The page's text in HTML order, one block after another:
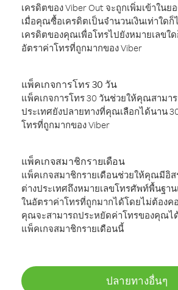
เครดิตของ Viber Out จะถูกเพิ่มเข้าใน
เมื่อคุณซื้อเครดิตเป็นจำนวนเงินเท่าใด
เครดิตของคุณเพื่อโทรไปยังหมายเลขใ
อัตราค่าโทรที่ถูกมากของ Viber
แพ็คเกจการโทร 30 วัน
แพ็คเกจการโทร 30 วันช่วยให้คุณสามา
ประเทศยังปลายทางที่คุณเลือกได้นาน
โทรที่ถูกมากของ Viber
แพ็คเกจสมาชิกรายเดือน
แพ็คเกจสมาชิกรายเดือนช่วยให้คุณมีอิส
ต่างประเทศถึงหมายเลขโทรศัพท์พื้นฐา
ในอัตราค่าโทรที่ถูกมากได้โดยไม่ต้องค
คุณจะสามารถประหยัดค่าโทรของคุณไ
แพ็คเกจสมาชิกรายเดือนนี้
ปลายทางอื่นๆ